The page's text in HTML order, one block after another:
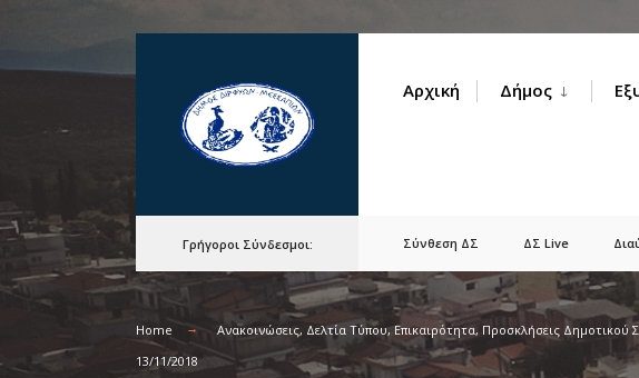
content
Αρχική Δήμος
Γρήγοροι Σύνδεσμοι: Σύνθεση ΔΣ ΔΣ Live
Home Ανακοινώσεις, Δελτία Τύπου,Επικαιρότητα, Προσκλήσεις Δημοτικού
13/11/2018